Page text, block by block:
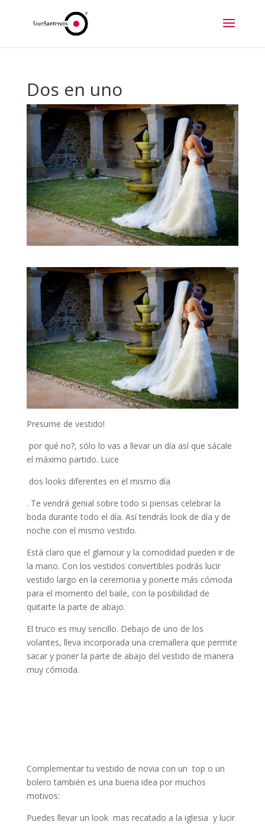
Dos en uno
Presume de vestido!
por qué no?, sólo lo vas a llevar un día así que sácale
el máximo partido. Luce
dos looks diferentes en el mismo día
. Te vendrá genial sobre todo si piensas celebrar la
boda durante todo el día. Así tendrás look de día y de
noche con el mismo vestido.
Está claro que el glamour y la comodidad pueden ir de
la mano. Con los vestidos convertibles podrás lucir
vestido largo en la ceremonia y ponerte más cómoda
para el momento del baile, con la posibilidad de
quitarte la parte de abajo.
El truco es muy sencillo. Debajo de uno de los
volantes, lleva incorporada una cremallera que permite
sacar y poner la parte de abajo del vestido de manera
muy cómoda.
Complementar tu vestido de novia con un top o un
bolero también es una buena idea por muchos
motivos:
Puedes llevar un look mas recatado a la iglesia y lucir